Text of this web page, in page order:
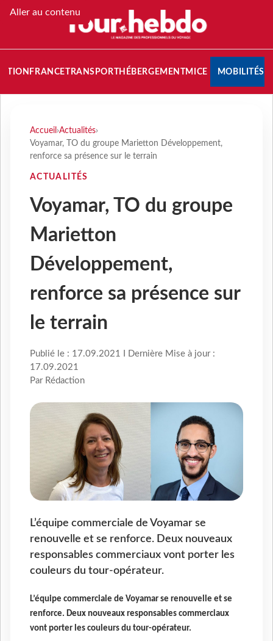
Aller au contenu
FRANCETRANSPORT HÉBERGEMENTMICE MOBILITÉS
Accueil ›Actualités›
Voyamar, TO du groupe Marietton Développement,
renforce sa présence sur le terrain
ACTUALITÉS
Voyamar, TO du groupe
Marietton
Développement,
renforce sa présence sur
le terrain
Publié le : 17.09.2021 I Dernière Mise à jour :
17.09.2021
Par Rédaction
L’équipe commerciale de Voyamar se
renouvelle et se renforce. Deux nouveaux
responsables commerciaux vont porter les
couleurs du tour-opérateur.
L’équipe commerciale de Voyamar se renouvelle et se
renforce. Deux nouveaux responsables commerciaux
vont porter les couleurs du tour-opérateur.